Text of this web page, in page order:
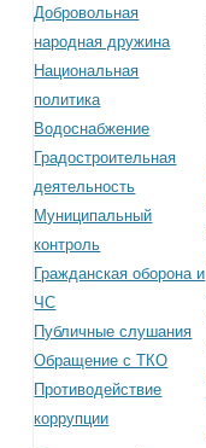
Добровольная
народная дружина
Национальная
политика
Водоснабжение
Градостроительная
деятельность
Муниципальный
контроль
Гражданская оборона и
ЧС
Публичные слушания
Обращение с ТКО
Противодействие
коррупции